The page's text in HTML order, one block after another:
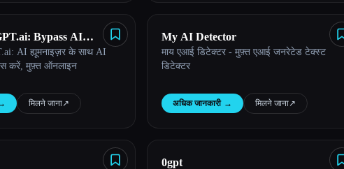
Bypass AI
AI Humanizer Free
AI ह्यूमनाइज़र के साथ AI
करें, मुफ़्त ऑनलाइन
मिलने जाना↗︎
My AI Detector
माय एआई डिटेक्टर - मुफ़्त एआई जनरेटेड टेक्स्ट
डिटेक्टर
अधिक जानकारी → मिलने जाना↗︎
0gpt